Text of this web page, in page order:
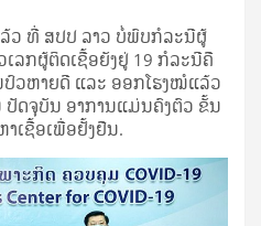
ວ ທີ່ ສປປ ລາວ ບໍ່ພົບກໍລະນີຜູ້
ເລກຜູ້ຕິດເຊື້ອຍັງຢູ່ 19 ກໍລະນີຄື
ວຫາຍດີ ແລະ ອອກໂຮງໝໍແລ້ວ
ດຈຸບັນ ອາການແມ່ນຄົງຕົວ ຂັ້ນ
າເຊື້ອເພື່ອຢັ້ງຢືນ.